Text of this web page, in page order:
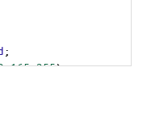
;
,165,255);